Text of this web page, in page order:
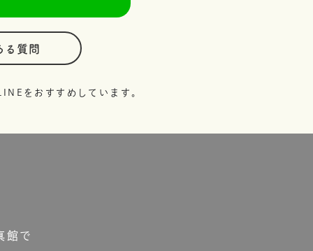
る質問
をおすすめしています。
館で